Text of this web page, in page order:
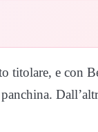
titolare, e con